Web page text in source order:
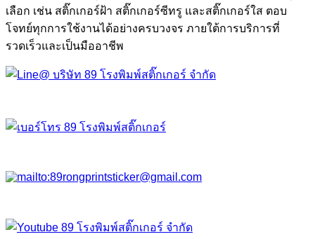
เลือก เช่น สติ๊กเกอร์ฝ้า สติ๊กเกอร์ซีทรู และสติ๊กเกอร์ใส ตอบ
โจทย์ทุกการใช้งานได้อย่างครบวงจร ภายใต้การบริการที่
รวดเร็วและเป็นมืออาชีพ